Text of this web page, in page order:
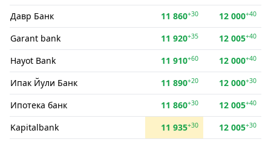
Давр Банк 11 860+30 12 000+40
Garant bank 11 920+35 12 005+40
Hayot Bank 11 910+60 12 000+40
Ипак Йули Банк 11 890+20 12 000+30
Ипотека банк 11 860+30 12 005+40
Kapitalbank 11 935+30 12 005+30